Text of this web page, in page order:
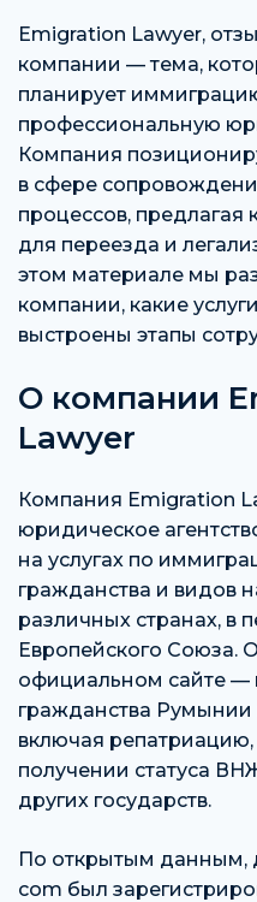
Emigration Lawyer,
компании — тема,
планирует
профессиональную
Компания
в сфере
процессов,
для переезда и
этом материале мы
компании, какие
выстроены этапы
О компании
Lawyer
Компания Emigration
юридическое
на услугах по
гражданства и видов
различных странах, в
Европейского Союза.
официальном сайте
гражданства
включая
получении статуса
других государств.
По открытым данным,
com был